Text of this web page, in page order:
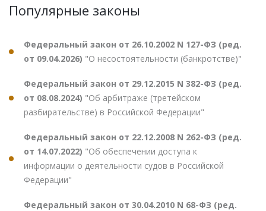
Популярные законы
Федеральный закон от 26.10.2002 N 127-ФЗ (ред.
от 09.04.2026) "О несостоятельности (банкротстве)"
Федеральный закон от 29.12.2015 N 382-ФЗ (ред.
от 08.08.2024) "Об арбитраже (третейском
разбирательстве) в Российской Федерации"
Федеральный закон от 22.12.2008 N 262-ФЗ (ред.
от 14.07.2022) "Об обеспечении доступа к
информации о деятельности судов в Российской
Федерации"
Федеральный закон от 30.04.2010 N 68-ФЗ (ред.